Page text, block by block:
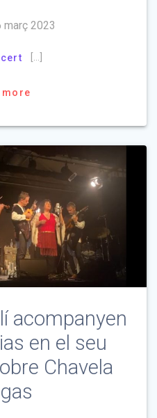
març 2023
more
acompanyen
en el seu
Chavela